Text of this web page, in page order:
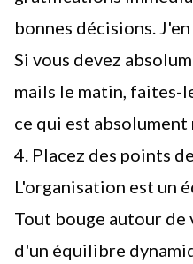
bonnes décisions.
Si vous devez
mails le matin, faites-
ce qui est absolument
4. Placez des points
L'organisation est un
Tout bouge autour de
d'un équilibre